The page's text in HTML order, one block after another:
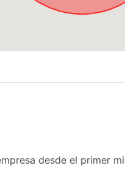
desde el primer